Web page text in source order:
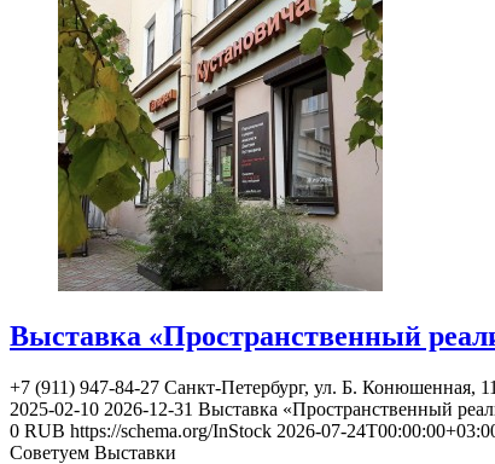
Выставка «Пространственный
+7 (911) 947-84-27 Санкт-Петербург, ул. Б. Конюшенная, 11
2025-02-10 2026-12-31 Выставка «Пространственный
0 RUB https://schema.org/InStock 2026-07-
Советуем Выставки